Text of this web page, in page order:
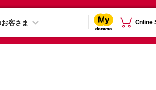
客さま Online